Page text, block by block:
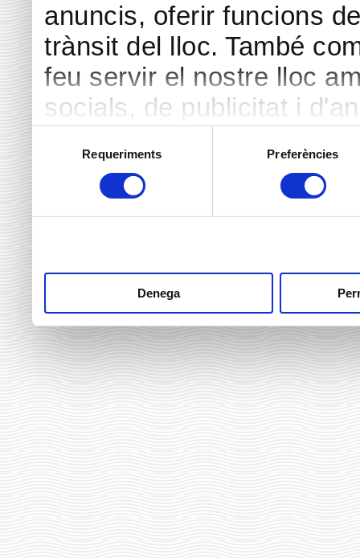
anuncis, oferir funcions
trànsit del lloc. També
feu servir el nostre lloc
socials, de publicitat i
hàgiu proporcionat o
heu fet dels seus serveis.
consentiment
Requeriments Preferències
Denega